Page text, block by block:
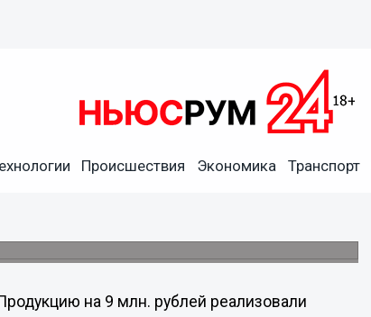
Происшествия Экономика Транспорт
выручка нижегородских
участия в выставке
на 9 млн. рублей реализовали